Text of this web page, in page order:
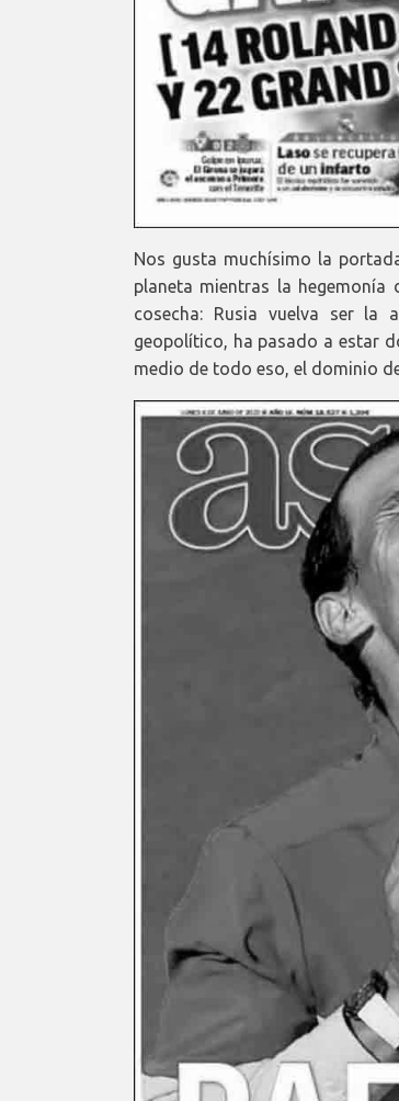
Nos gusta muchísimo la
planeta mientras la hegemonía
cosecha: Rusia vuelva ser la
geopolítico, ha pasado a estar
medio de todo eso, el dominio